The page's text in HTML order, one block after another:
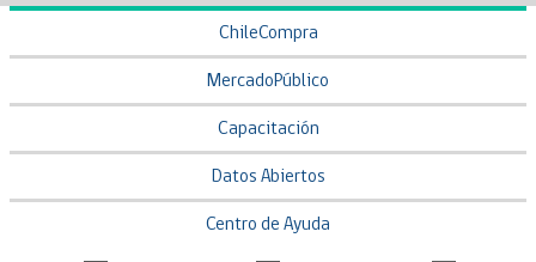
ChileCompra
MercadoPúblico
Capacitación
Datos Abiertos
Centro de Ayuda